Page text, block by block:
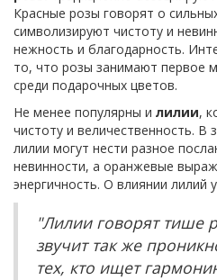
Красные розы говорят о
символизируют чистоту и
нежность и благодарность.
то, что розы занимают первое
среди подарочных цветов.
Не менее популярны и лилии,
чистоту и величественность. В
лилии могут нести разное
невинности, а оранжевые
энергичность. О влиянии лилий
"Лилии говорят тише
звучит так же
тех, кто ищет